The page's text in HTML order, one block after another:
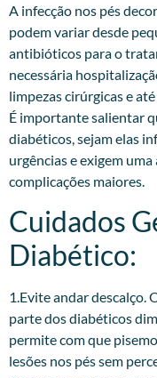
A infecção nos pés
podem variar desde
antibióticos para o
necessária
limpezas cirúrgicas e
É importante salientar
diabéticos, sejam elas
urgências e exigem
complicações maiores.
Cuidados
Diabético:
1.Evite andar descalço.
parte dos diabéticos
permite com que
lesões nos pés sem